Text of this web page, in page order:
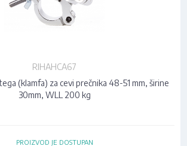
RIHAHCA67
(klamfa) za cevi prečnika 48-51 mm, širine
30mm, WLL 200 kg
PROIZVOD JE DOSTUPAN